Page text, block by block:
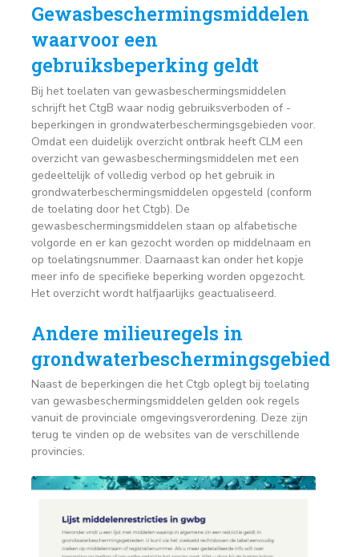
Gewasbeschermingsmiddelen
waarvoor een
gebruiksbeperking geldt
Bij het toelaten van gewasbeschermingsmiddelen
schrijft het CtgB waar nodig gebruiksverboden of -
beperkingen in grondwaterbeschermingsgebieden voor.
Omdat een duidelijk overzicht ontbrak heeft CLM een
overzicht van gewasbeschermingsmiddelen met een
gedeeltelijk of volledig verbod op het gebruik in
grondwaterbeschermingsmiddelen opgesteld (conform
de toelating door het Ctgb). De
gewasbeschermingsmiddelen staan op alfabetische
volgorde en er kan gezocht worden op middelnaam en
op toelatingsnummer. Daarnaast kan onder het kopje
meer info de specifieke beperking worden opgezocht.
Het overzicht wordt halfjaarlijks geactualiseerd.
Andere milieuregels in
grondwaterbeschermingsgebied
Naast de beperkingen die het Ctgb oplegt bij toelating
van gewasbeschermingsmiddelen gelden ook regels
vanuit de provinciale omgevingsverordening. Deze zijn
terug te vinden op de websites van de verschillende
provincies.